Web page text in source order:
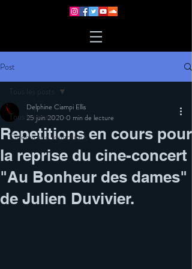
Post
Tous les posts
Cinema and soundtrack
Tous les posts
Repetitions en cours pour
la reprise du cine-concert
"Au Bonheur des dames"
de Julien Duvivier.
Delphine Ciampi Ellis
25 juin 2020 0 min de lecture